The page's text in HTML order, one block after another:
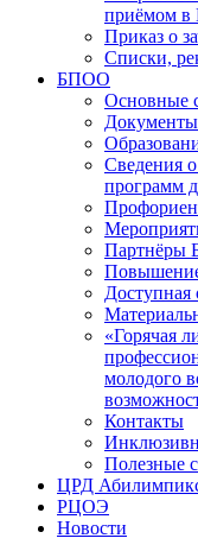
приёмом в
Приказ о
Списки,
БПОО
Основные
Сведения
программ
Партнёры
Доступная
«Горячая
молодого
Контакты
Полезные
ЦРД
РЦОЭ
Новости